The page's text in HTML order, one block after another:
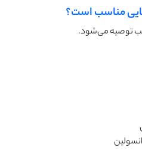
توصیه می‌شود.